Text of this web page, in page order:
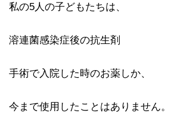
私の5人の子どもたちは、
溶連菌感染症後の抗生剤
手術で入院した時のお薬しか、
今まで使用したことはありません。